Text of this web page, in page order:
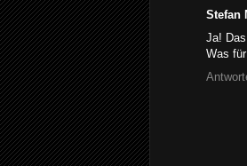
Stefan
Ja!
Was